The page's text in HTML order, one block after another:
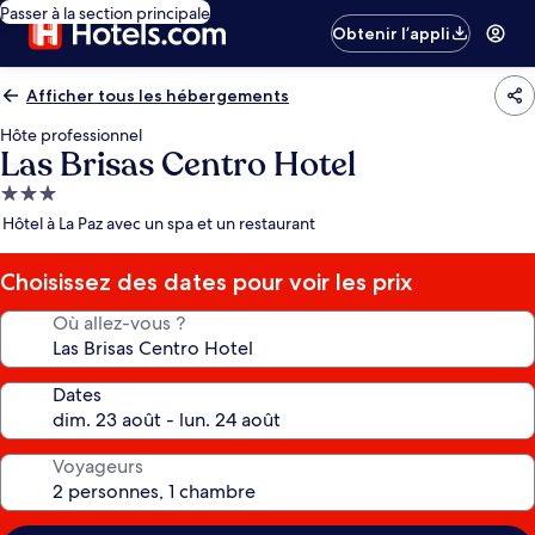
Passer à la section principale
Obtenir l’appli
Afficher tous les hébergements
Hôte professionnel
Las Brisas Centro Hotel
Hébergement
3.0 étoiles
Hôtel à La Paz avec un spa et un restaurant
Choisissez des dates pour voir les prix
Où allez-vous ?
Dates
Voyageurs